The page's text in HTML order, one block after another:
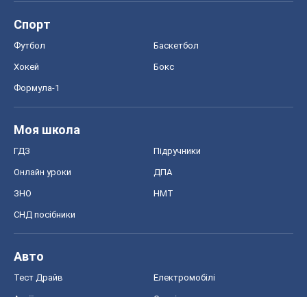
Спорт
Футбол Баскетбол
Хокей Бокс
Формула-1
Моя школа
ГДЗ Підручники
Онлайн уроки ДПА
ЗНО НМТ
СНД посібники
Авто
Тест Драйв Електромобілі